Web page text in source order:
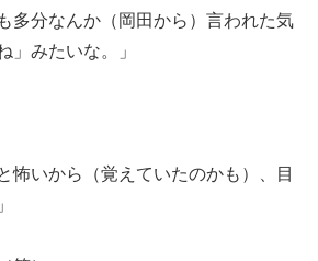
多分なんか（岡田から）言われた気
」みたいな。」
怖いから（覚えていたのかも）、目